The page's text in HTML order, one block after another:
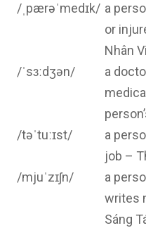
/ˌpærəˈmedɪk/ a
or
Nhân
/ˈsɜːdʒən/
a
/təˈtuːɪst/
a
job –
/mjuˈzɪʃn/
a
writes
Sáng